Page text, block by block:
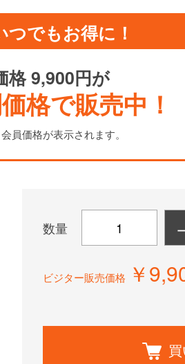
でもお得に！
格 9,900円が
格で販売中！
員価格が表示されます。
数量
ビジター販売価格 ￥